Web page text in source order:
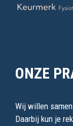
ONZE
Wij willen
Daarbij kun je